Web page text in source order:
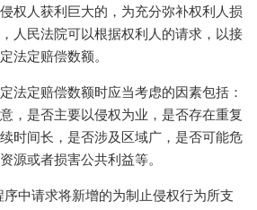
权人获利巨大的，为充分弥补权利人损
人民法院可以根据权利人的请求，以接
法定赔偿数额。
定赔偿数额时应当考虑的因素包括：
，是否主要以侵权为业，是否存在重复
时间长，是否涉及区域广，是否可能危
源或者损害公共利益等。
中请求将新增的为制止侵权行为所支